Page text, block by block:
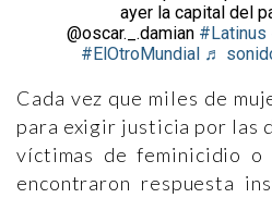
ayer la capital del
@oscar._.damian #Latinus
#ElOtroMundial ♬
Cada vez que miles de
para exigir justicia por las
víctimas de feminicidio o
encontraron respuesta